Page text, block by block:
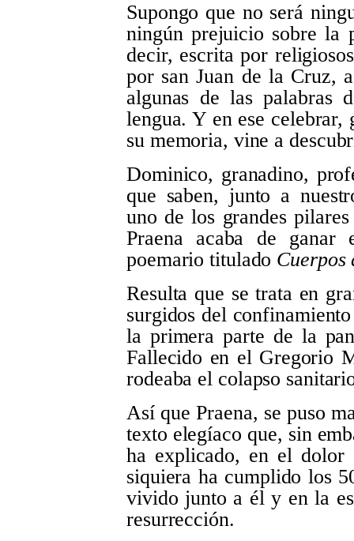
Supongo que no será
ningún prejuicio sobre la
decir, escrita por
por san Juan de la Cruz,
algunas de las palabras
lengua. Y en ese celebrar,
su memoria, vine a
Dominico, granadino,
que saben, junto a
uno de los grandes
Praena acaba de
poemario titulado Cuerpos
Resulta que se trata en
surgidos del
la primera parte de la
Fallecido en el Gregorio
rodeaba el colapso
Así que Praena, se puso
texto elegíaco que, sin
ha explicado, en el
siquiera ha cumplido los
vivido junto a él y en la
resurrección.